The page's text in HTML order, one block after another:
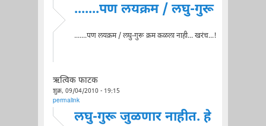
.......पण लयक्रम / लघु-गुरू
.......पण लयक्रम / लघु-गुरू क्रम कळला नाही... खरंच...!
ऋत्विक फाटक
शुक्र, 09/04/2010 - 19:15
permalink
लघु-गुरू जुळणार नाहीत. हे